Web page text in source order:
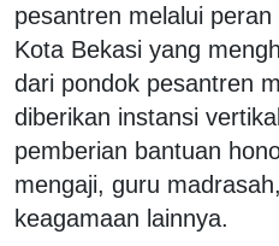
pesantren melalui
Kota Bekasi yang
dari pondok pesantren
diberikan instansi
pemberian bantuan
mengaji, guru
keagamaan lainnya.